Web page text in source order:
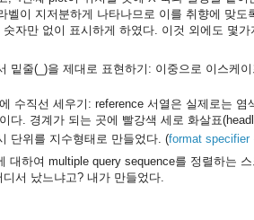
벨이 지저분하게 나타나므로 이를 취향에 맞도
자만 없이 표시하게 하였다. 이것 외에도 몇
밑줄(_)을 제대로 표현하기: 이중으로 이스케
수직선 세우기: reference 서열은 실제로는 염
다. 경계가 되는 곳에 빨강색 세로 화살표
단위를 지수형태로 만들었다. (format specifier
대하여 multiple query sequence를 정렬하는
서 났느냐고? 내가 만들었다.